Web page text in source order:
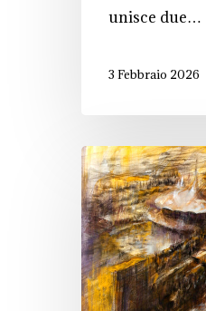
unisce due…
3 Febbraio 2026
Comunicazione
di
servizio